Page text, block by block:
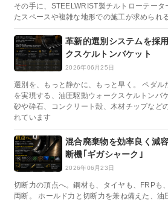
その手に、STEELWRIST製チルトローテー
たスペースや複雑な地形での施工が求められ
革新的選別システムを採
クスケルトンバケット
2026年06月25日
選別を、もっと静かに、もっと早く。 ペダル
を実現する、油圧駆動ウォークスケルトンバ
砂や砕石、コンクリート殻、木材チップなど
れています
混合廃棄物を効率良く減
断機｢ギガシャーク｣
2026年06月23日
切断力の頂点へ。鋼材も、タイヤも、FRPも
両断。 ホールド力と切断力を兼ね備えた、油